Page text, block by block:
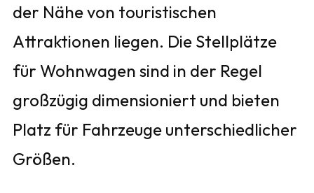
der Nähe von touristischen
Attraktionen liegen. Die Stellplätze
für Wohnwagen sind in der Regel
großzügig dimensioniert und bieten
Platz für Fahrzeuge unterschiedlicher
Größen.